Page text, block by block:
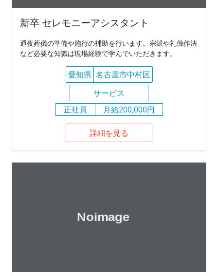
新卒 セレモニーアシスタント
通夜葬儀の準備や施行の補助を行います。宗派や礼儀作法
など必要な知識は現場経験で学んでいただきます。
愛知県 名古屋市中村区
サービス
正社員
月給200,000円
詳細を見る